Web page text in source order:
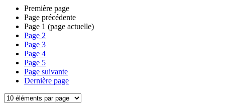
Première page
Page précédente
Page 1 (page actuelle)
Page 2
Page 3
Page 4
Page 5
Page suivante
Dernière page